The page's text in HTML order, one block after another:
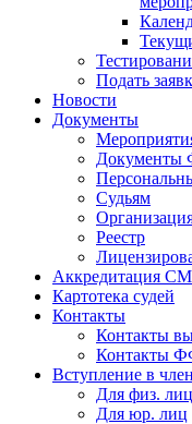
Подать
Новости
Документы
Судьям
Реестр
Аккредитация
Картотека судей
Контакты
Контакты
Контакты
Вступление в
Для физ. лиц
Для юр. лиц